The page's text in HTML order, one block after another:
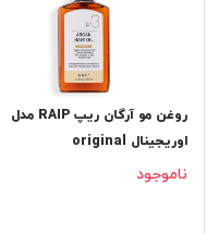
روغن مو آرگان ریپ RAIP مدل
اوریجینال original
ناموجود